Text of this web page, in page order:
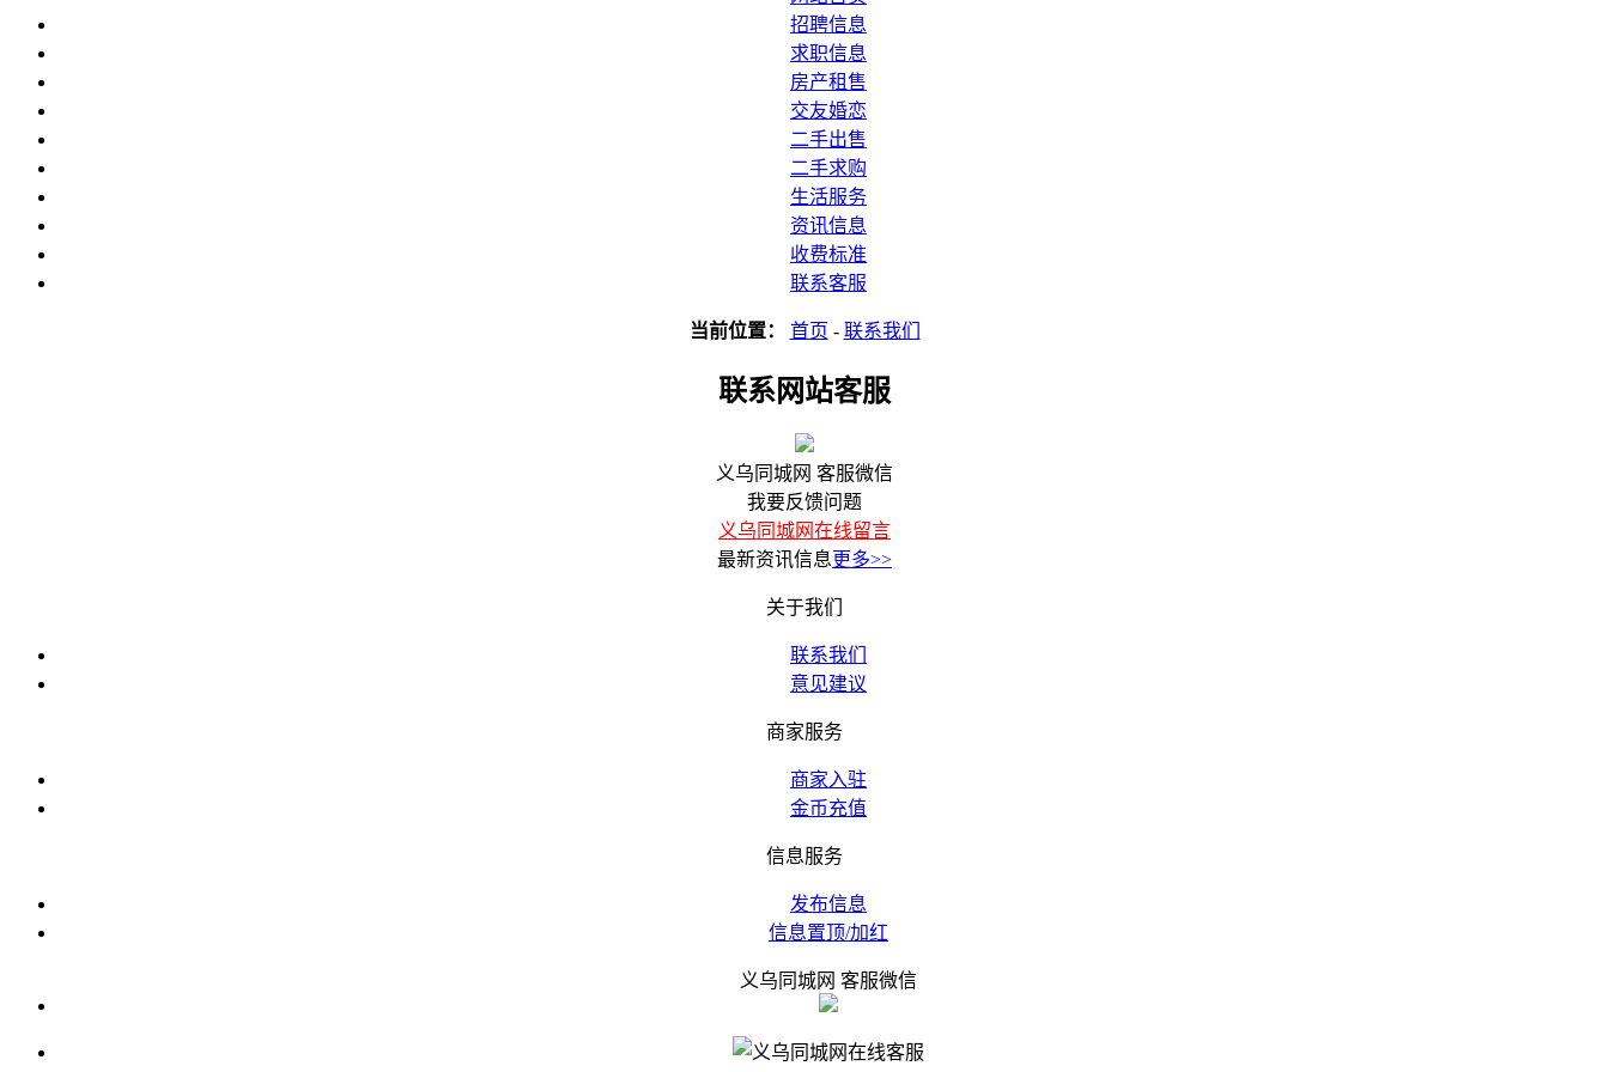
招聘信息
求职信息
房产租售
交友婚恋
二手出售
二手求购
生活服务
资讯信息
收费标准
联系客服
当前位置： 首页 - 联系我们
联系网站客服
义乌同城网 客服微信
我要反馈问题
义乌同城网在线留言
最新资讯信息更多>>
关于我们
联系我们
意见建议
商家服务
商家入驻
金币充值
信息服务
发布信息
信息置顶/加红
义乌同城网 客服微信